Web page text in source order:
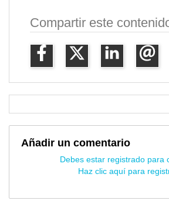
Compartir este
Añadir un comentario
Debes estar registrado para
Haz clic aquí para